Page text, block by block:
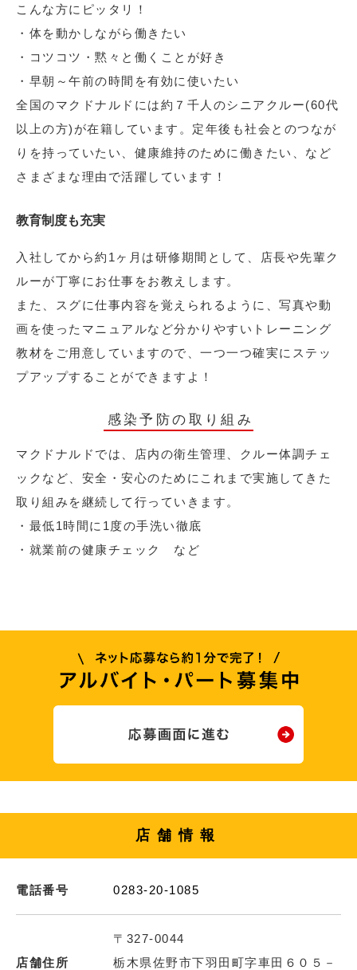
こんな方にピッタリ！
・体を動かしながら働きたい
・コツコツ・黙々と働くことが好き
・早朝～午前の時間を有効に使いたい
全国のマクドナルドには約７千人のシニアクルー(60代
以上の方)が在籍しています。定年後も社会とのつなが
りを持っていたい、健康維持のために働きたい、など
さまざまな理由で活躍しています！
教育制度も充実
入社してから約1ヶ月は研修期間として、店長や先輩ク
ルーが丁寧にお仕事をお教えします。
また、スグに仕事内容を覚えられるように、写真や動
画を使ったマニュアルなど分かりやすいトレーニング
教材をご用意していますので、一つ一つ確実にステッ
プアップすることができますよ！
感染予防の取り組み
マクドナルドでは、店内の衛生管理、クルー体調チェ
ックなど、安全・安心のためにこれまで実施してきた
取り組みを継続して行っていきます。
・最低1時間に1度の手洗い徹底
・就業前の健康チェック など
店舗情報
電話番号 0283-20-1085
店舗住所
〒327-0044
栃木県佐野市下羽田町字車田６０５－